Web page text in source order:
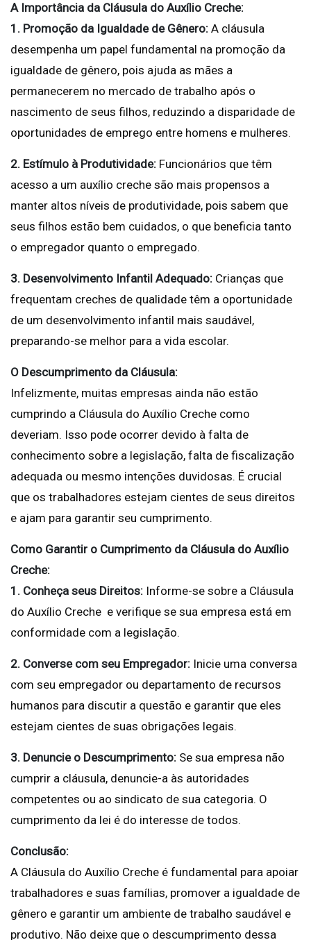
A Importância da Cláusula do Auxílio Creche:
1. Promoção da Igualdade de Gênero: A cláusula
desempenha um papel fundamental na promoção da
igualdade de gênero, pois ajuda as mães a
permanecerem no mercado de trabalho após o
nascimento de seus filhos, reduzindo a disparidade de
oportunidades de emprego entre homens e mulheres.
2. Estímulo à Produtividade: Funcionários que têm
acesso a um auxílio creche são mais propensos a
manter altos níveis de produtividade, pois sabem que
seus filhos estão bem cuidados, o que beneficia tanto
o empregador quanto o empregado.
3. Desenvolvimento Infantil Adequado: Crianças que
frequentam creches de qualidade têm a oportunidade
de um desenvolvimento infantil mais saudável,
preparando-se melhor para a vida escolar.
O Descumprimento da Cláusula:
Infelizmente, muitas empresas ainda não estão
cumprindo a Cláusula do Auxílio Creche como
deveriam. Isso pode ocorrer devido à falta de
conhecimento sobre a legislação, falta de fiscalização
adequada ou mesmo intenções duvidosas. É crucial
que os trabalhadores estejam cientes de seus direitos
e ajam para garantir seu cumprimento.
Como Garantir o Cumprimento da Cláusula do Auxílio
Creche:
1. Conheça seus Direitos: Informe-se sobre a Cláusula
do Auxílio Creche e verifique se sua empresa está em
conformidade com a legislação.
2. Converse com seu Empregador: Inicie uma conversa
com seu empregador ou departamento de recursos
humanos para discutir a questão e garantir que eles
estejam cientes de suas obrigações legais.
3. Denuncie o Descumprimento: Se sua empresa não
cumprir a cláusula, denuncie-a às autoridades
competentes ou ao sindicato de sua categoria. O
cumprimento da lei é do interesse de todos.
Conclusão:
A Cláusula do Auxílio Creche é fundamental para apoiar
trabalhadores e suas famílias, promover a igualdade de
gênero e garantir um ambiente de trabalho saudável e
produtivo. Não deixe que o descumprimento dessa